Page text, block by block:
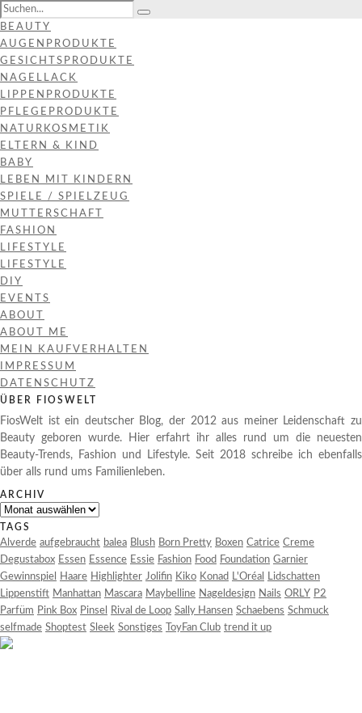
BEAUTY
AUGENPRODUKTE
GESICHTSPRODUKTE
NAGELLACK
LIPPENPRODUKTE
PFLEGEPRODUKTE
NATURKOSMETIK
ELTERN & KIND
BABY
LEBEN MIT KINDERN
SPIELE / SPIELZEUG
MUTTERSCHAFT
FASHION
LIFESTYLE
LIFESTYLE
DIY
EVENTS
ABOUT
ABOUT ME
MEIN KAUFVERHALTEN
IMPRESSUM
DATENSCHUTZ
ÜBER FIOSWELT
FiosWelt ist ein deutscher Blog, der 2012 aus meiner Leidenschaft zu
Beauty geboren wurde. Hier erfahrt ihr alles rund um die neuesten
Beauty-Trends, Fashion und Lifestyle. Seit 2018 schreibe ich ebenfalls
über alls rund ums Familienleben.
ARCHIV
Archiv
TAGS
Alverde aufgebraucht balea Blush Born Pretty Boxen Catrice Creme
Degustabox Essen Essence Essie Fashion Food Foundation Garnier
Gewinnspiel
Haare Highlighter Jolifin Kiko Konad L'Oréal
Lidschatten
Lippenstift Manhattan Mascara Maybelline Nageldesign Nails ORLY P2
Parfüm Pink Box Pinsel Rival de Loop Sally Hansen Schaebens Schmuck
selfmade Shoptest Sleek Sonstiges ToyFan Club trend it up